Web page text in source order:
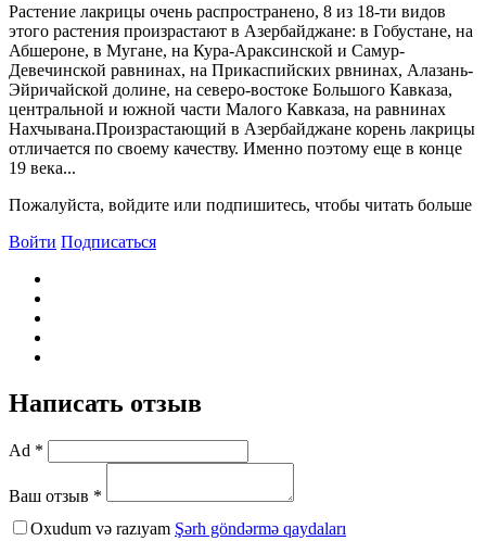
Растение лакрицы очень распространено, 8 из 18-ти видов
этого растения произрастают в Азербайджане: в Гобустане, на
Абшероне, в Мугане, на Кура-Араксинской и Самур-
Девечинской равнинах, на Прикаспийских рвнинах, Алазань-
Эйричайской долине, на северо-востоке Большого Кавказа,
центральной и южной части Малого Кавказа, на равнинах
Нахчывана.Произрастающий в Азербайджане корень лакрицы
отличается по своему качеству. Именно поэтому еще в конце
19 века...
Пожалуйста, войдите или подпишитесь, чтобы читать больше
Войти Подписаться
Написать отзыв
Ad *
Ваш отзыв *
Oxudum və razıyam Şərh göndərmə qaydaları